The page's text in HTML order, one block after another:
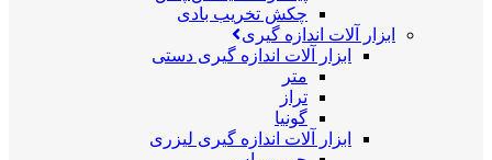
چکش تخریب بادی
ابزار آلات اندازه گیری
ابزار آلات اندازه گیری دستی
متر
تراز
گونیا
ابزار آلات اندازه گیری لیزری